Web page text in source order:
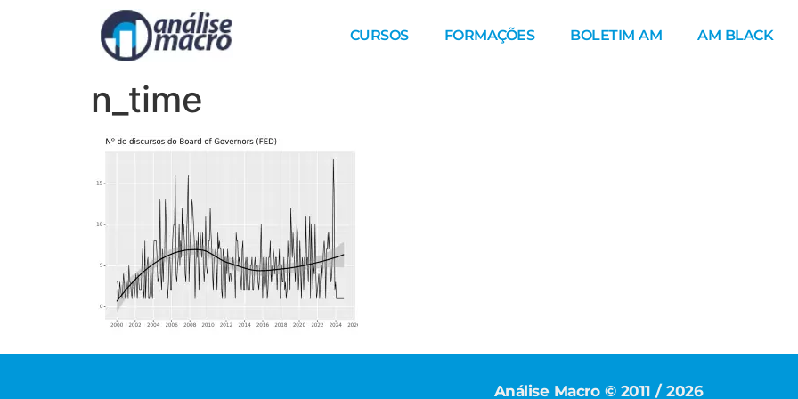
CURSOS FORMAÇÕES BOLETIM AM AM BLACK
n_time
Análise Macro © 2011 / 2026